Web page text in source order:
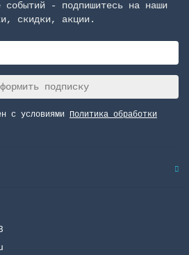
событий - подпишитесь на наши
скидки, акции.
подписку
с условиями Политика обработки